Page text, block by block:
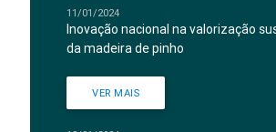
11/01/2024
Inovação nacional na valorização
da madeira de pinho
VER MAIS